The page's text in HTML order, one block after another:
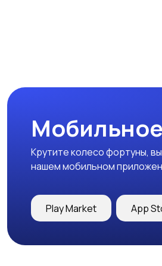
Крутите колесо фортуны,
нашем мобильном
Play Market App